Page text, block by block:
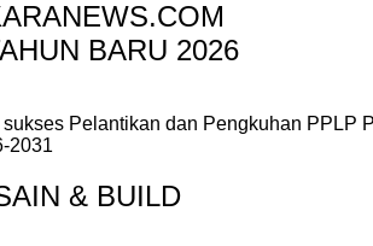
BARU 2026
Pelantikan dan Pengkuhan PPLP
2031
& BUILD